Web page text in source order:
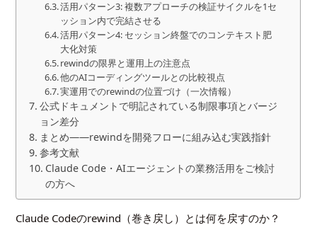
活用パターン3: 複数アプローチの検証サイクルを1セ
ッション内で完結させる
活用パターン4: セッション終盤でのコンテキスト肥
大化対策
rewindの限界と運用上の注意点
他のAIコーディングツールとの比較視点
実運用でのrewindの位置づけ（一次情報）
公式ドキュメントで明記されている制限事項とバージ
ョン差分
まとめ――rewindを開発フローに組み込む実践指針
参考文献
Claude Code・AIエージェントの業務活用をご検討
の方へ
Claude Codeのrewind（巻き戻し）とは何を戻すのか？